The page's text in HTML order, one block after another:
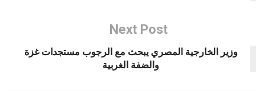
Next Post
وزير الخارجية المصري يبحث مع الرجوب مستجدات غزة
والضفة الغربية